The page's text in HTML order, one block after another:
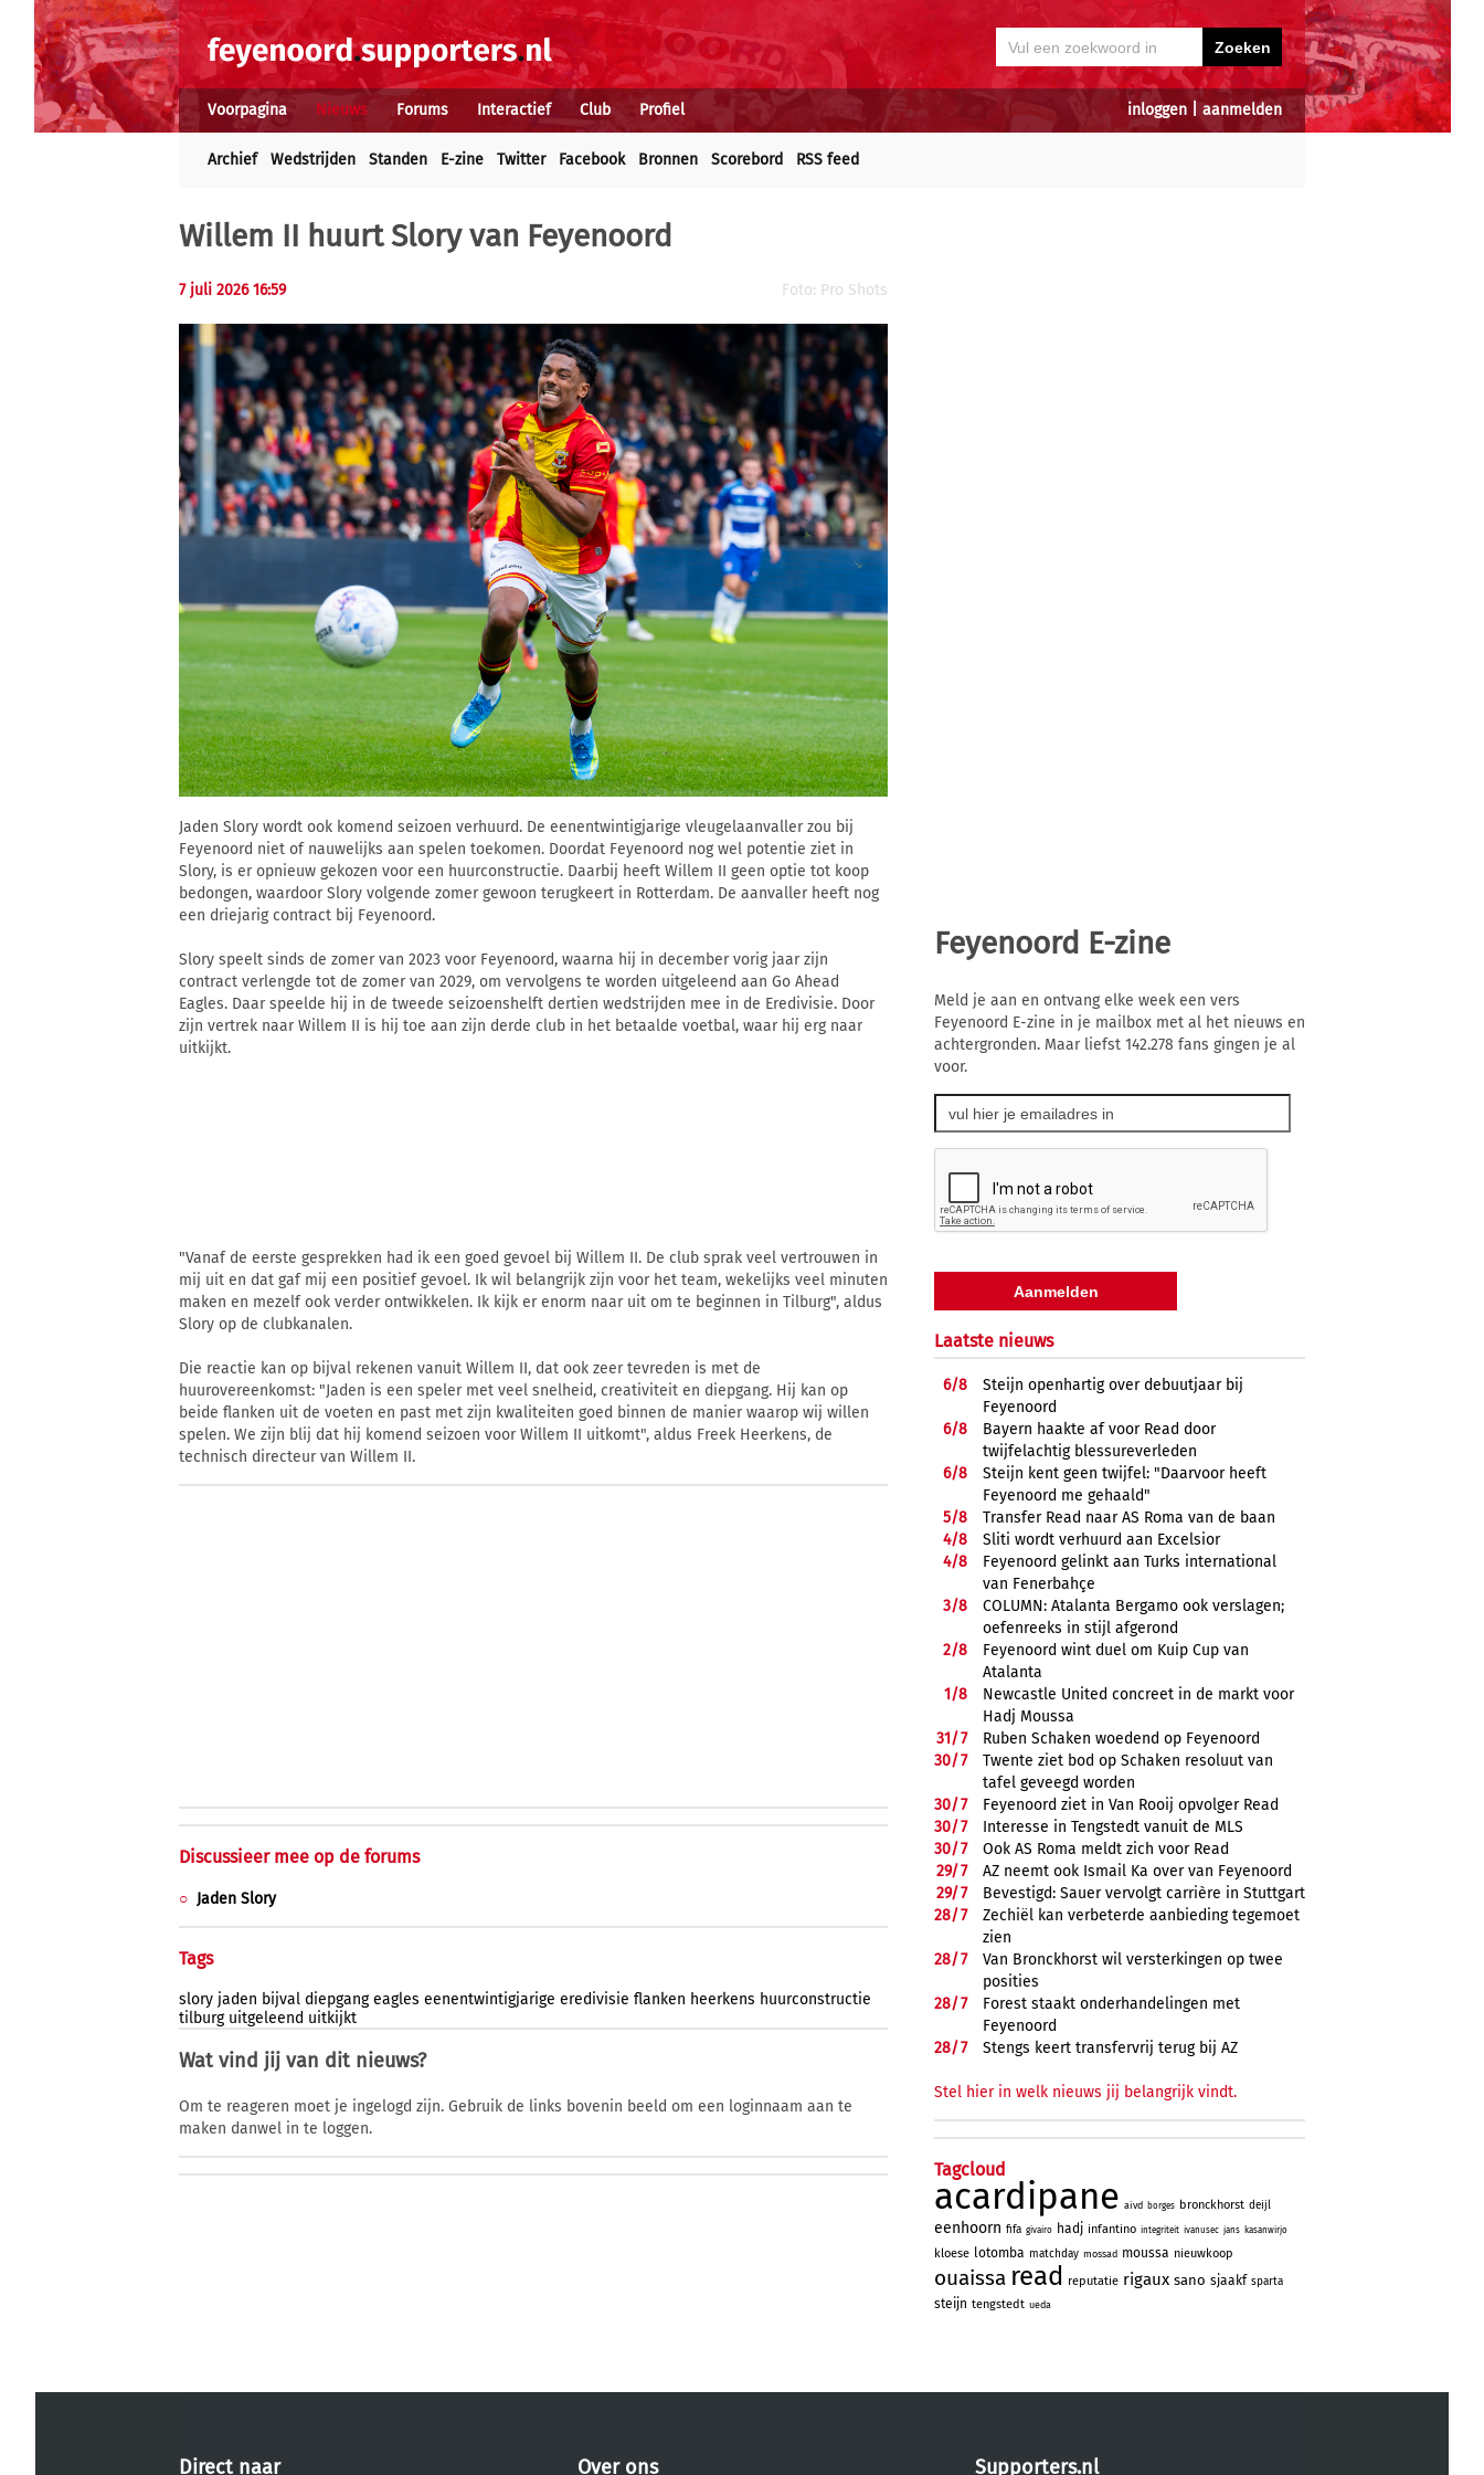
inloggen aanmelden
Voorpagina Nieuws Forums Interactief Club Profiel
Archief Wedstrijden Standen E-zine Twitter Facebook Bronnen Scorebord RSS feed
Willem II huurt Slory van Feyenoord
7 juli 2026 16:59 Foto: Pro Shots
Jaden Slory wordt ook komend seizoen verhuurd. De eenentwintigjarige vleugelaanvaller zou bij
Feyenoord niet of nauwelijks aan spelen toekomen. Doordat Feyenoord nog wel potentie ziet in
Slory, is er opnieuw gekozen voor een huurconstructie. Daarbij heeft Willem II geen optie tot koop
bedongen, waardoor Slory volgende zomer gewoon terugkeert in Rotterdam. De aanvaller heeft nog
een driejarig contract bij Feyenoord.
Slory speelt sinds de zomer van 2023 voor Feyenoord, waarna hij in december vorig jaar zijn
contract verlengde tot de zomer van 2029, om vervolgens te worden uitgeleend aan Go Ahead
Eagles. Daar speelde hij in de tweede seizoenshelft dertien wedstrijden mee in de Eredivisie. Door
zijn vertrek naar Willem II is hij toe aan zijn derde club in het betaalde voetbal, waar hij erg naar
uitkijkt.
"Vanaf de eerste gesprekken had ik een goed gevoel bij Willem II. De club sprak veel vertrouwen in
mij uit en dat gaf mij een positief gevoel. Ik wil belangrijk zijn voor het team, wekelijks veel minuten
maken en mezelf ook verder ontwikkelen. Ik kijk er enorm naar uit om te beginnen in Tilburg", aldus
Slory op de clubkanalen.
Die reactie kan op bijval rekenen vanuit Willem II, dat ook zeer tevreden is met de
huurovereenkomst: "Jaden is een speler met veel snelheid, creativiteit en diepgang. Hij kan op
beide flanken uit de voeten en past met zijn kwaliteiten goed binnen de manier waarop wij willen
spelen. We zijn blij dat hij komend seizoen voor Willem II uitkomt", aldus Freek Heerkens, de
technisch directeur van Willem II.
Discussieer mee op de forums
Jaden Slory
Tags
slory jaden bijval diepgang eagles eenentwintigjarige eredivisie flanken heerkens huurconstructie
tilburg uitgeleend uitkijkt
Wat vind jij van dit nieuws?
Om te reageren moet je ingelogd zijn. Gebruik de links bovenin beeld om een loginnaam aan te
maken danwel in te loggen.
Feyenoord E-zine
Meld je aan en ontvang elke week een vers
Feyenoord E-zine in je mailbox met al het nieuws en
achtergronden. Maar liefst 142.278 fans gingen je al
voor.
Laatste nieuws
6/8
Steijn openhartig over debuutjaar bij
Feyenoord
6/8
Bayern haakte af voor Read door
twijfelachtig blessureverleden
6/8
Steijn kent geen twijfel: "Daarvoor heeft
Feyenoord me gehaald"
5/8
Transfer Read naar AS Roma van de baan
4/8
Sliti wordt verhuurd aan Excelsior
4/8
Feyenoord gelinkt aan Turks international
van Fenerbahçe
3/8
COLUMN: Atalanta Bergamo ook verslagen;
oefenreeks in stijl afgerond
2/8
Feyenoord wint duel om Kuip Cup van
Atalanta
1/8
Newcastle United concreet in de markt voor
Hadj Moussa
31/7
Ruben Schaken woedend op Feyenoord
30/7
Twente ziet bod op Schaken resoluut van
tafel geveegd worden
30/7
Feyenoord ziet in Van Rooij opvolger Read
30/7
Interesse in Tengstedt vanuit de MLS
30/7
Ook AS Roma meldt zich voor Read
29/7
AZ neemt ook Ismail Ka over van Feyenoord
29/7
Bevestigd: Sauer vervolgt carrière in Stuttgart
28/7
Zechiël kan verbeterde aanbieding tegemoet
zien
28/7
Van Bronckhorst wil versterkingen op twee
posities
28/7
Forest staakt onderhandelingen met
Feyenoord
28/7 Stengs keert transfervrij terug bij AZ
Stel hier in welk nieuws jij belangrijk vindt.
Tagcloud
acardipane aivd borges bronckhorst deijl
eenhoorn fifa givairo hadj infantino integriteit ivanusec jans kasanwirjo
kloese lotomba matchday mossad moussa nieuwkoop
ouaissa read reputatie rigaux sano sjaakf sparta
steijn tengstedt ueda
Direct naar Over ons Supporters.nl